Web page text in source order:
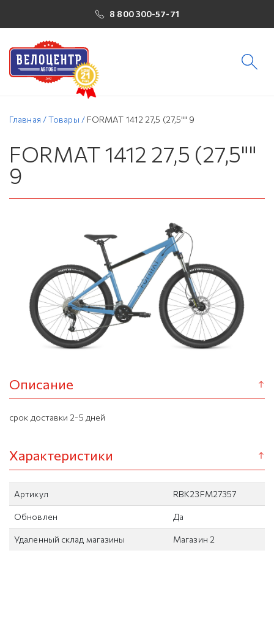
8 800 300-57-71
Главная /Товары / FORMAT 1412 27,5 (27,5"" 9
FORMAT 1412 27,5 (27,5""
9
Описание
срок доставки 2-5 дней
Характеристики
Артикул RBK23FM27357
Обновлен Да
Удаленный склад магазины Магазин 2